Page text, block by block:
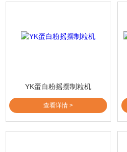
YK蛋白粉摇摆制粒机
查看详情 >